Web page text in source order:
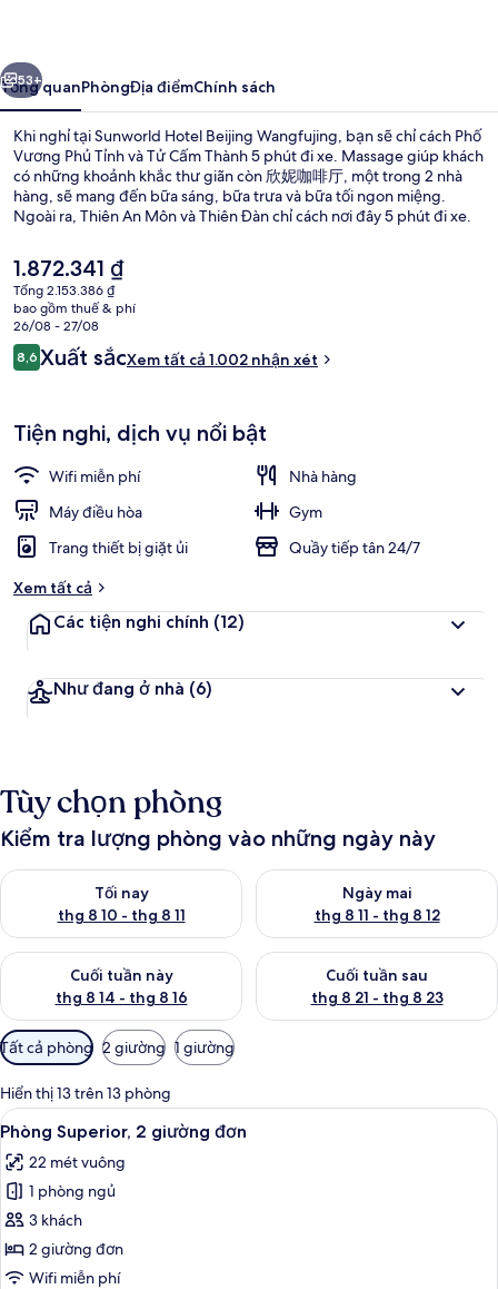
Tiếp
53+
Tổng quanPhòngĐịa điểmChính sách
Khi nghỉ tại Sunworld Hotel Beijing Wangfujing, bạn sẽ chỉ cách Phố
Vương Phủ Tỉnh và Tử Cấm Thành 5 phút đi xe. Massage giúp khách
có những khoảnh khắc thư giãn còn 欣妮咖啡厅, một trong 2 nhà
hàng, sẽ mang đến bữa sáng, bữa trưa và bữa tối ngon miệng.
Ngoài ra, Thiên An Môn và Thiên Đàn chỉ cách nơi đây 5 phút đi xe.
giá cao. Dịch vụ giao thông công cộng chỉ cách một quãng đi bộ
ngắn: cách Ga Đăng Thị Khẩu 6 phút và Ga Đông Tứ 8 phút.
Giá
hiện
tại
là
1.872.341 ₫
1.872.341 ₫
Tổng 2.153.386 ₫
bao gồm thuế & phí
26/08 - 27/08
Nhận
xét
8,68,6 trên 10,
Xuất sắcXem tất cả 1.002 nhận xét
Tiện nghi, dịch vụ nổi bật
Wifi miễn phí
Nhà hàng
Máy điều hòa
Gym
Trang thiết bị giặt ủi
Quầy tiếp tân 24/7
Xem tất cả
Các tiện nghi chính (12)
Như đang ở nhà (6)
Tùy chọn phòng
Kiểm tra lượng phòng vào những ngày này
Tối nay
thg 8 10 - thg 8 11
Kiểm tra lượng phòng tối nay từ thg 8 10 - thg 8 11
Ngày mai
thg 8 11 - thg 8 12
Kiểm tra lượng phòng ngày
Cuối tuần này
thg 8 14 - thg 8 16
Kiểm tra lượng phòng cuối tuần này từ thg 8 14 - thg 8 16
Cuối tuần sau
thg 8 21 - thg 8 23
Kiểm tra lượng phòng cuối
Bộ
lọc
có
thể
dùng
để
lọc
tìm
phòng
Tất cả phòng 2 giường 1 giường
Hiển thị 13 trên 13 phòng
Xem
tất
cả
ảnh
Phòng
Superior,
2
Phòng Superior, 2 giường đơn |
4
Phòng Superior, 2 giường đơn
22 mét vuông
1 phòng ngủ
3 khách
2 giường đơn
Wifi miễn phí